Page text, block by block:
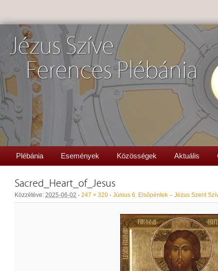
Jézus Szíve
Ferences Plébánia
Plébánia Események Közösségek Aktuális
Sacred_Heart_of_Jesus
Közzétéve: 2025-06-02 - 247 × 320 - Június 6. Elsőpéntek – Jézus Szent